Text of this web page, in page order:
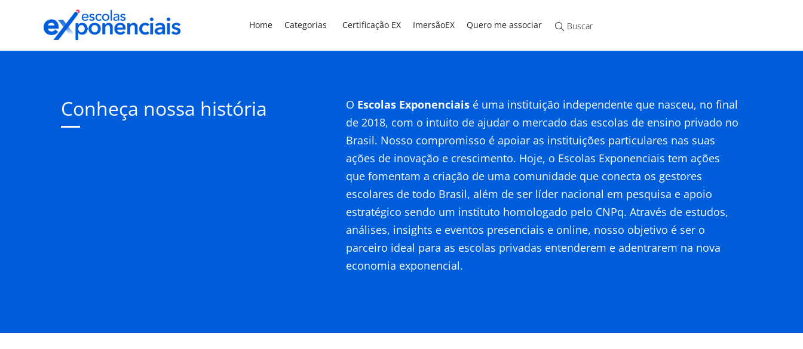
Home Categorias Certificação EX ImersãoEX Quero me associar
Conheça nossa história O Escolas Exponenciais é uma instituição independente que nasceu, no final
de 2018, com o intuito de ajudar o mercado das escolas de ensino privado no
Brasil. Nosso compromisso é apoiar as instituições particulares nas suas
ações de inovação e crescimento. Hoje, o Escolas Exponenciais tem ações
que fomentam a criação de uma comunidade que conecta os gestores
escolares de todo Brasil, além de ser líder nacional em pesquisa e apoio
estratégico sendo um instituto homologado pelo CNPq. Através de estudos,
análises, insights e eventos presenciais e online, nosso objetivo é ser o
parceiro ideal para as escolas privadas entenderem e adentrarem na nova
economia exponencial.